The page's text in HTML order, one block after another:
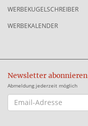
WERBEKUGELSCHREIBER
WERBEKALENDER
Newsletter abonnieren
Abmeldung jederzeit möglich
EMAIL-
ADRESSE